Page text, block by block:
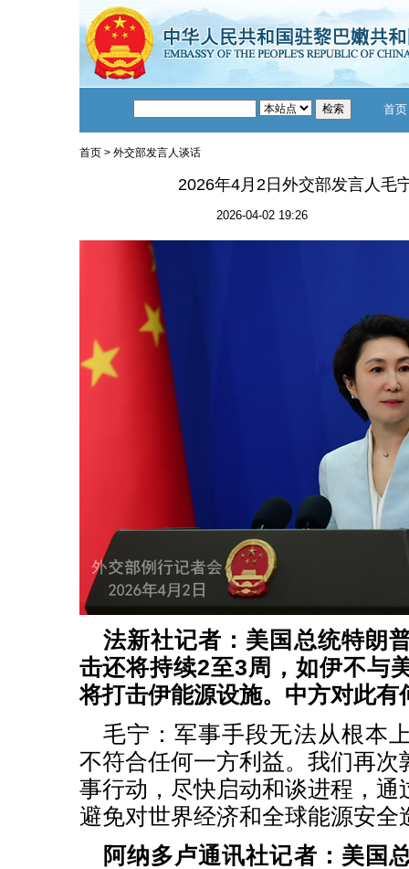
首页
首页> 外交部发言人谈话
2026年4月2日外交部发言人毛
2026-04-02 19:26
法新社记者：美国总统特朗
击还将持续2至3周，如伊不与
将打击伊能源设施。中方对此有
毛宁：军事手段无法从根本
不符合任何一方利益。我们再次
事行动，尽快启动和谈进程，通
避免对世界经济和全球能源安全
阿纳多卢通讯社记者：美国